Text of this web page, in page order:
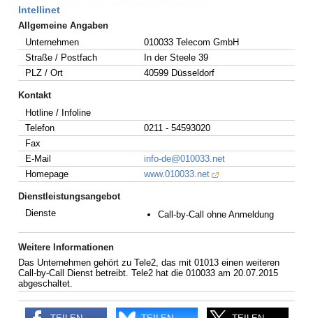
Intellinet
Allgemeine Angaben
Unternehmen
010033 Telecom GmbH
Straße / Postfach
In der Steele 39
PLZ / Ort
40599 Düsseldorf
Kontakt
Hotline / Infoline
Telefon
0211 - 54593020
Fax
E-Mail
info-de@010033.net
Homepage
www.010033.net
Dienstleistungsangebot
Dienste
Call-by-Call ohne Anmeldung
Weitere Informationen
Das Unternehmen gehört zu Tele2, das mit 01013 einen weiteren
Call-by-Call Dienst betreibt. Tele2 hat die 010033 am 20.07.2015
abgeschaltet.